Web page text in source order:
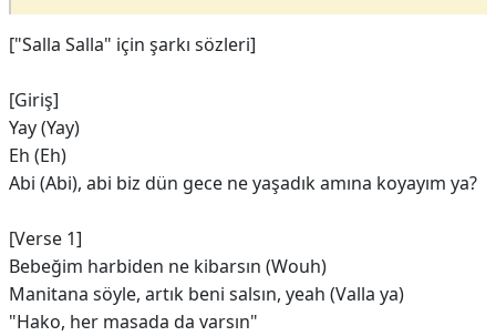
["Salla Salla" için şarkı sözleri]
[Giriş]
Yay (Yay)
Eh (Eh)
Abi (Abi), abi biz dün gece ne yaşadık amına koyayım ya?
[Verse 1]
Bebeğim harbiden ne kibarsın (Wouh)
Manitana söyle, artık beni salsın, yeah (Valla ya)
"Hako, her masada da varsın"